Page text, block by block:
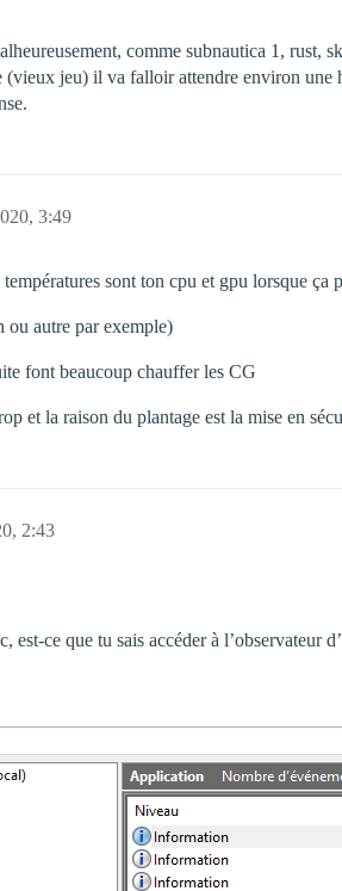
comme subnautica 1, rust,
jeu) il va falloir attendre environ une
3:49
sont ton cpu et gpu lorsque ça
ou autre par exemple)
font beaucoup chauffer les CG
et la raison du plantage est la mise en
2:43
est-ce que tu sais accéder à